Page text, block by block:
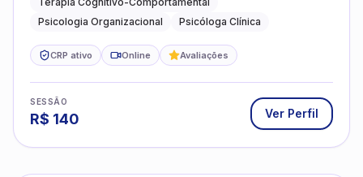
Psicologia Organizacional
Psicóloga Clínica
CRP ativo Online Avaliações
SESSÃO
R$ 140 Ver Perfil